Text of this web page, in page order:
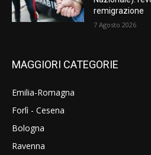
remigrazione
7 Agosto 2026
MAGGIORI CATEGORIE
Emilia-Romagna
Forlì - Cesena
Bologna
Ravenna